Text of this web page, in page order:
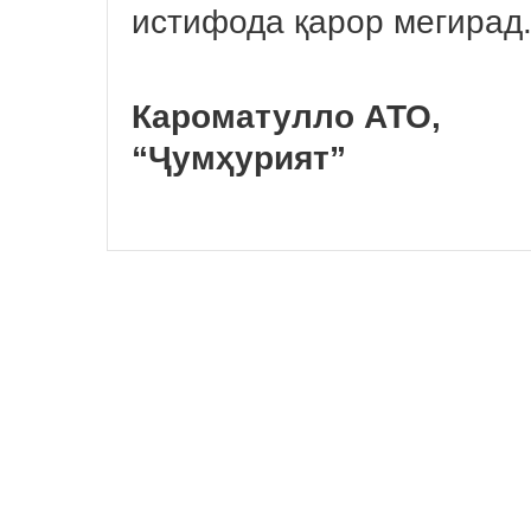
истифода қарор мегирад.
Кароматулло АТО,
“Ҷумҳурият”